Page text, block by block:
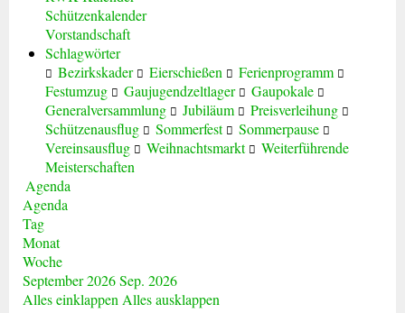
Schützenkalender
Vorstandschaft
Schlagwörter
Bezirkskader
Eierschießen
Ferienprogramm
Festumzug
Gaujugendzeltlager
Gaupokale
Generalversammlung
Jubiläum
Preisverleihung
Schützenausflug
Sommerfest
Sommerpause
Vereinsausflug
Weihnachtsmarkt
Weiterführende
Meisterschaften
Agenda
Agenda
Tag
Monat
Woche
September 2026Sep. 2026
Alles einklappen Alles ausklappen